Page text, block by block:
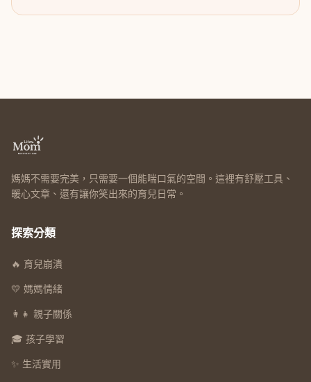
媽媽不需要完美，只需要一個能喘口氣的空間。這裡有舒壓工具、
暖心文章、還有讓你笑出來的育兒日常。
探索分類
🔥 育兒崩潰
💛 媽媽情緒
👩‍👧 親子關係
🎓 孩子學習
✨ 生活實用